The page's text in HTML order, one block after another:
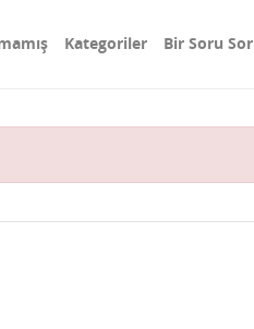
Kategoriler Bir Soru Sor